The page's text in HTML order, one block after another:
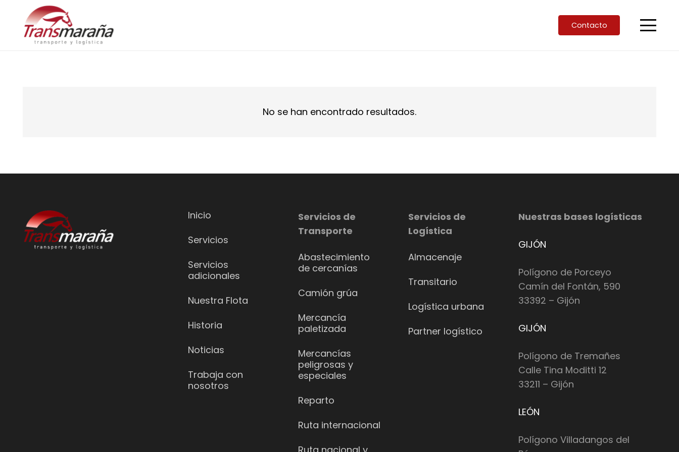
Contacto
No se han encontrado resultados.
Inicio
Servicios
Servicios
adicionales
Nuestra Flota
Historia
Noticias
Trabaja con
nosotros
Servicios de
Transporte
Abastecimiento
de cercanías
Camión grúa
Mercancía
paletizada
Mercancías
peligrosas y
especiales
Reparto
Ruta internacional
Servicios de
Logística
Almacenaje
Transitario
Logística urbana
Partner logístico
Nuestras bases logísticas
GIJÓN
Polígono de Porceyo
Camín del Fontán, 590
33392 – Gijón
GIJÓN
Polígono de Tremañes
Calle Tina Moditti 12
33211 – Gijón
LEÓN
Polígono Villadangos del